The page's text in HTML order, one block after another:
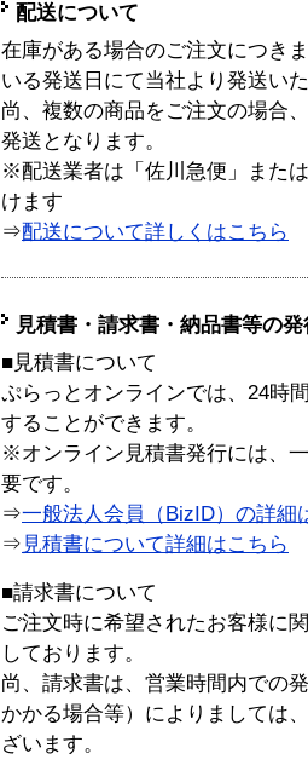
配送について
在庫がある場合のご注文につき
いる発送日にて当社より発送い
尚、複数の商品をご注文の場合
発送となります。
※配送業者は「佐川急便」また
けます
⇒配送について詳しくはこちら
見積書・請求書・納品書等の
■見積書について
ぷらっとオンラインでは、24時
することができます。
※オンライン見積書発行には、
要です。
⇒一般法人会員（BizID）の詳細
⇒ 見積書について詳細はこちら
■請求書について
ご注文時に希望されたお客様に
しております。
尚、請求書は、営業時間内での
かかる場合等）によりましては
ざいます。